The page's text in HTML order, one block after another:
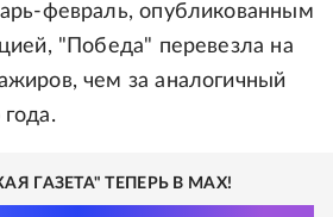
февраль, опубликованным
"Победа" перевезла на
чем за аналогичный
ГАЗЕТА" ТЕПЕРЬ В MAX!